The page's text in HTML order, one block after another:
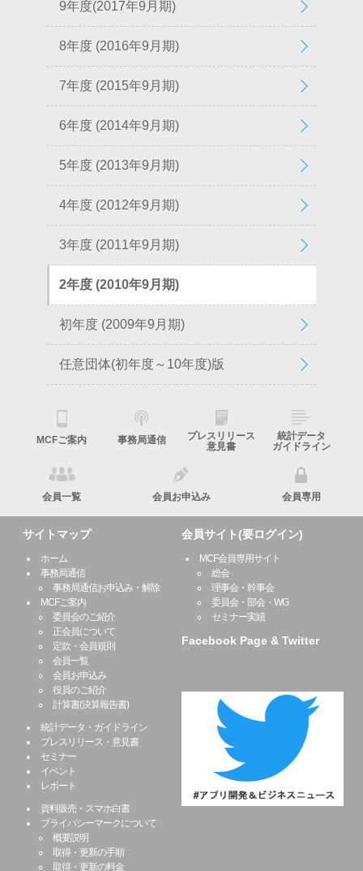
9年度(2017年9月期)
8年度 (2016年9月期)
7年度 (2015年9月期)
6年度 (2014年9月期)
5年度 (2013年9月期)
4年度 (2012年9月期)
3年度 (2011年9月期)
2年度 (2010年9月期)
初年度 (2009年9月期)
任意団体(初年度～10年度)版
MCFご案内 事務局通信
プレスリリース
意見書
統計データ
ガイドライン
会員一覧 会員お申込み 会員専用
サイトマップ
ホーム
事務局通信
事務局通信お申込み・解除
MCFご案内
委員会のご紹介
正会員について
定款・会員規則
会員一覧
会員お申込み
役員のご紹介
計算書(決算報告書)
統計データ・ガイドライン
プレスリリース・意見書
セミナー
イベント
レポート
資料販売・スマホ白書
プライバシーマークについて
概要説明
取得・更新の手順
取得・更新の料金
会員サイト(要ログイン)
MCF会員専用サイト
総会
理事会・幹事会
委員会・部会・WG
セミナー実績
Facebook Page & Twitter